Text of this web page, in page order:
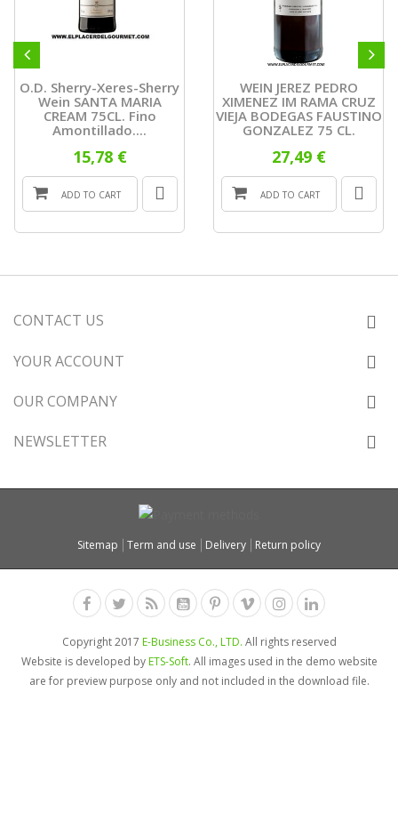
O.D. Sherry-Xeres-Sherry
Wein SANTA MARIA
CREAM 75CL. Fino
Amontillado....
15,78 €
ADD TO CART
WEIN JEREZ PEDRO
XIMENEZ IM RAMA CRUZ
VIEJA BODEGAS FAUSTINO
GONZALEZ 75 CL.
27,49 €
ADD TO CART
CONTACT US
YOUR ACCOUNT
OUR COMPANY
NEWSLETTER
Sitemap Term and use Delivery Return policy
Copyright 2017 E-Business Co., LTD. All rights reserved
Website is developed byETS-Soft. All images used in the demo website
are for preview purpose only and not included in the download file.